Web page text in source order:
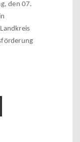
den 07.